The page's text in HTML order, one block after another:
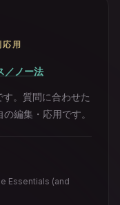
用
／ノー法
。質問に合わせた
編集・応用です。
Essentials (and